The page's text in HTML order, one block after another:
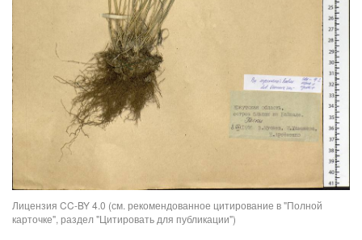
Лицензия CC-BY 4.0 (см. рекомендованное цитирование в "Полной
карточке", раздел "Цитировать для публикации")